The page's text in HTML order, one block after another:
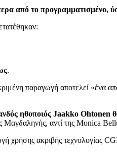
από το προγραμματισμένο,
.
παραγωγή αποτελεί «ένα
ηθοποιός Jaakko Ohtonen
Μαγδαληνής, αντί της Monica
ακριβής τεχνολογίας